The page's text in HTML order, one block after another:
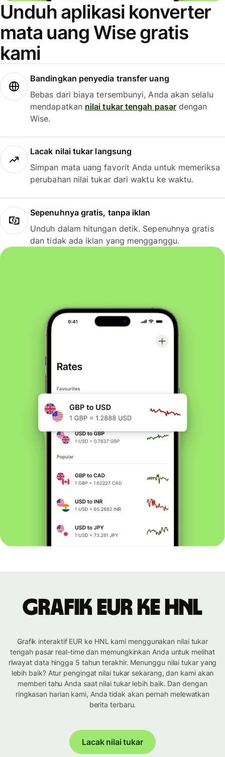
Unduh aplikasi konverter
mata uang Wise gratis
kami
Bandingkan penyedia transfer uang
Bebas dari biaya tersembunyi, Anda akan selalu
mendapatkan nilai tukar tengah pasardengan
Wise.
Lacak nilai tukar langsung
Simpan mata uang favorit Anda untuk memeriksa
perubahan nilai tukar dari waktu ke waktu.
Sepenuhnya gratis, tanpa iklan
Unduh dalam hitungan detik. Sepenuhnya gratis
dan tidak ada iklan yang mengganggu.
Grafik EUR ke HNL
Grafik interaktif EUR ke HNL kami menggunakan nilai tukar
tengah pasar real-time dan memungkinkan Anda untuk melihat
riwayat data hingga 5 tahun terakhir. Menunggu nilai tukar yang
lebih baik? Atur pengingat nilai tukar sekarang, dan kami akan
memberi tahu Anda saat nilai tukar lebih baik. Dan dengan
ringkasan harian kami, Anda tidak akan pernah melewatkan
berita terbaru.
Lacak nilai tukar